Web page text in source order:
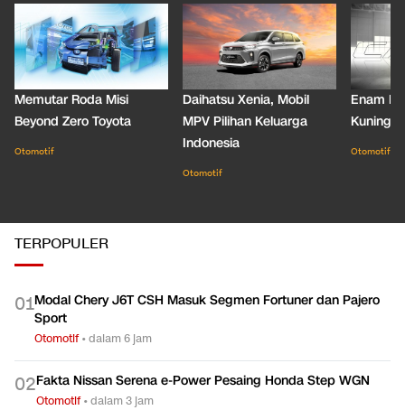
Memutar Roda Misi
Beyond Zero Toyota
Otomotif
Daihatsu Xenia, Mobil
MPV Pilihan Keluarga
Indonesia
Otomotif
Enam
Kuning
Otomotif
TERPOPULER
01Modal Chery J6T CSH Masuk Segmen Fortuner dan Pajero
Sport
Otomotif•dalam 6 jam
02Fakta Nissan Serena e-Power Pesaing Honda Step WGN
Otomotif•dalam 3 jam